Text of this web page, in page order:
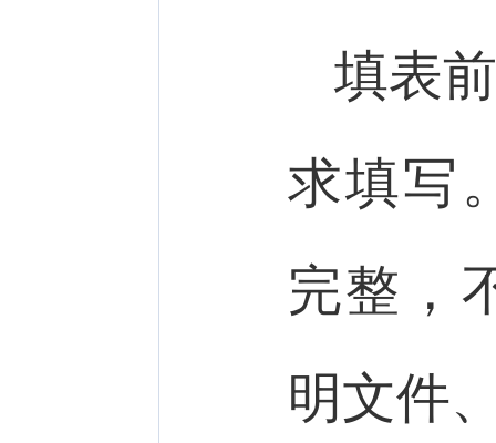
填表
求填写
完整，
明文件